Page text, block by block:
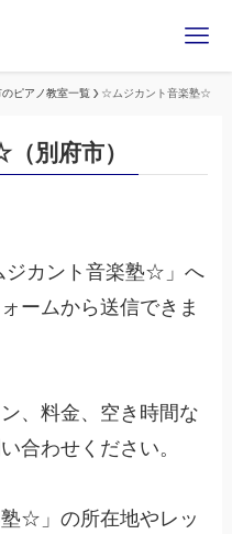
のピアノ教室一覧 ☆ムジカント音楽塾☆
別府市）
カント音楽塾☆」へ
ームから送信できま
、料金、空き時間な
合わせください。
☆」の所在地やレッ